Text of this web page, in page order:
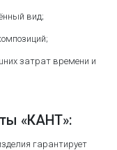
вид;
затрат времени и
«КАНТ»:
гарантирует